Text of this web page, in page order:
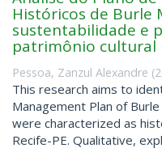
Históricos de Burle
sustentabilidade e
patrimônio cultural
Pessoa, Zanzul Alexandre (
This research aims to
Management Plan of
were characterized as
Recife-PE. Qualitative,